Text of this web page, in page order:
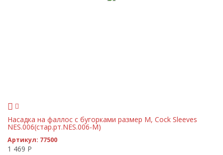
Насадка на фаллос с бугорками размер M, Cock Sleeves
NES.006(стар.рт.NES.006-M)
Артикул: 77500
1 469 Р